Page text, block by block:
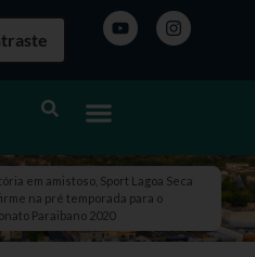
em amistoso, Sport Lagoa Seca
na pré temporada para o
Paraibano 2020